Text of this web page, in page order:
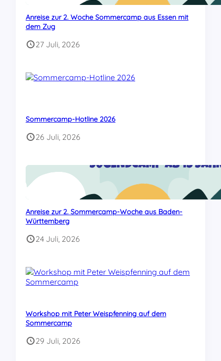
Anreise zur 2. Woche Sommercamp aus Essen mit
dem Zug
27 Juli, 2026
Sommercamp-Hotline 2026
26 Juli, 2026
Anreise zur 2. Sommercamp-Woche aus Baden-
Württemberg
24 Juli, 2026
Workshop mit Peter Weispfenning auf dem
Sommercamp
29 Juli, 2026